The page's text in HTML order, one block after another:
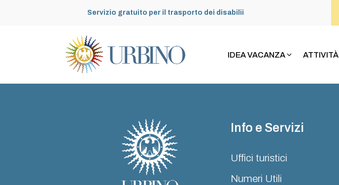
Servizio gratuito per il trasporto dei disabilii
IDEA VACANZA ATTIVITÀ
Info e Servizi
Uffici turistici
Numeri Utili